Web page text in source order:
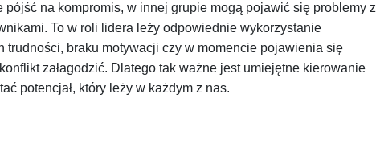
na kompromis, w innej grupie mogą pojawić się problemy z
To w roli lidera leży odpowiednie wykorzystanie
braku motywacji czy w momencie pojawienia się
załagodzić. Dlatego tak ważne jest umiejętne kierowanie
potencjał, który leży w każdym z nas.